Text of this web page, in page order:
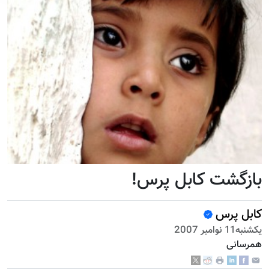
بازگشت کابل پرس!
کابل پرس
يكشنبه11 نوامبر 2007
همرسانی